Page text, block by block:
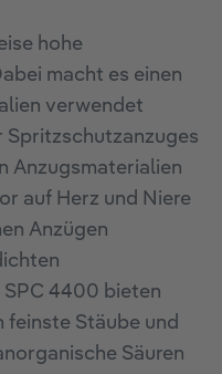
hohe
macht es einen
verwendet
Spritzschutzanzuges
Anzugsmaterialien
auf Herz und Niere
Anzügen
4400 bieten
feinste Stäube und
Säuren